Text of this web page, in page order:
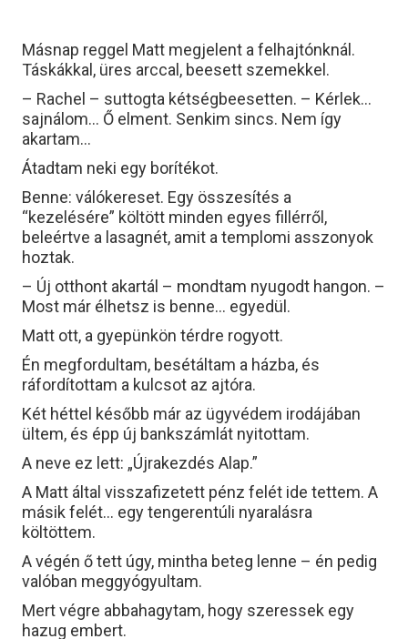
Másnap reggel Matt megjelent a felhajtónknál.
Táskákkal, üres arccal, beesett szemekkel.
– Rachel – suttogta kétségbeesetten. – Kérlek…
sajnálom… Ő elment. Senkim sincs. Nem így
akartam…
Átadtam neki egy borítékot.
Benne: válókereset. Egy összesítés a
“kezelésére” költött minden egyes fillérről,
beleértve a lasagnét, amit a templomi asszonyok
hoztak.
– Új otthont akartál – mondtam nyugodt hangon. –
Most már élhetsz is benne… egyedül.
Matt ott, a gyepünkön térdre rogyott.
Én megfordultam, besétáltam a házba, és
ráfordítottam a kulcsot az ajtóra.
Két héttel később már az ügyvédem irodájában
ültem, és épp új bankszámlát nyitottam.
A neve ez lett: „Újrakezdés Alap.”
A Matt által visszafizetett pénz felét ide tettem. A
másik felét… egy tengerentúli nyaralásra
költöttem.
A végén ő tett úgy, mintha beteg lenne – én pedig
valóban meggyógyultam.
Mert végre abbahagytam, hogy szeressek egy
hazug embert.